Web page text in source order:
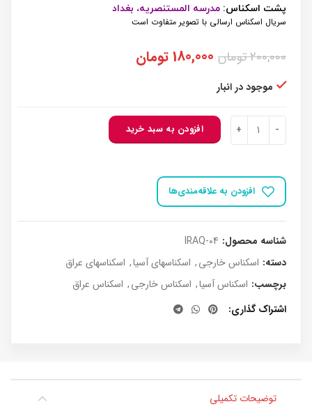
پشت اسکناس: مدرسه المستنصریه، بغداد
سریال اسکناس ارسالی با تصویر متفاوت است
200,000تومان قیمت
180,000تومان
موجود در انبار
اسکناس عراق 1 دینار 1980 عدد افزودن به سبد خرید
افزودن به علاقه‌مندی‌ها
شناسه محصول: IRAQ-04
دسته: اسکناس خارجی, اسکناسهای آسیا, اسکناسهای عراق
برچسب: اسکناس آسیا, اسکناس خارجی, اسکناس عراق
اشتراک گذاری
توضیحات تکمیلی